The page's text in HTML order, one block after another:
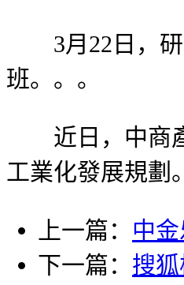
3月22日，研
班。。。
近日，中商產
工業化發展規劃
上一篇： 中
下一篇： 搜